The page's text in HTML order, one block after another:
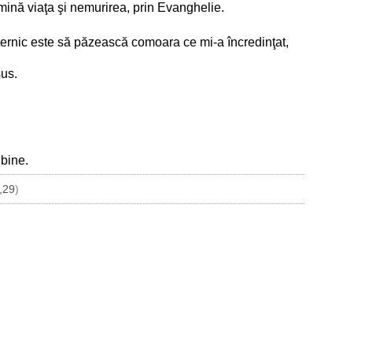
viaţa şi nemurirea, prin Evanghelie.
este să păzească comoara ce mi-a încredinţat,
)